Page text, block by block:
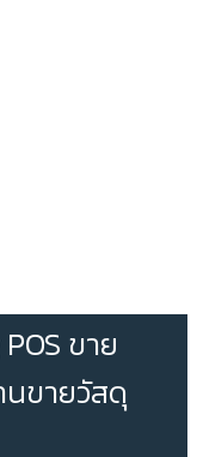
ขาย
ขายวัสดุ